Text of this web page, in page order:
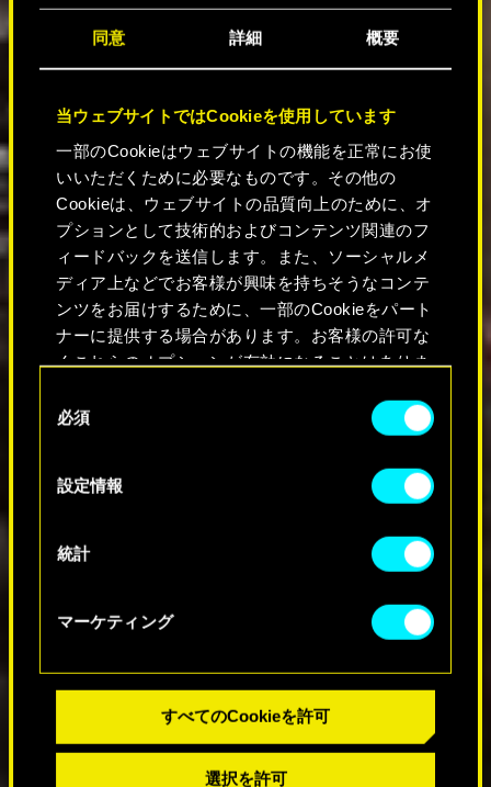
同意 詳細 概要
当ウェブサイトではCookieを使用しています
一部のCookieはウェブサイトの機能を正常にお使
いいただくために必要なものです。その他の
Cookieは、ウェブサイトの品質向上のために、オ
プションとして技術的およびコンテンツ関連のフ
ィードバックを送信します。また、ソーシャルメ
ディア上などでお客様が興味を持ちそうなコンテ
ンツをお届けするために、一部のCookieをパート
ナーに提供する場合があります。お客様の許可な
くこれらのオプションが有効になることはありま
Cookieの使用およびパフォーマンスの変更点に関
する詳細は、下記の「設定」メニューでご確認く
ださい。
必須
設定情報
統計
マーケティング
すべてのCookieを許可
選択を許可